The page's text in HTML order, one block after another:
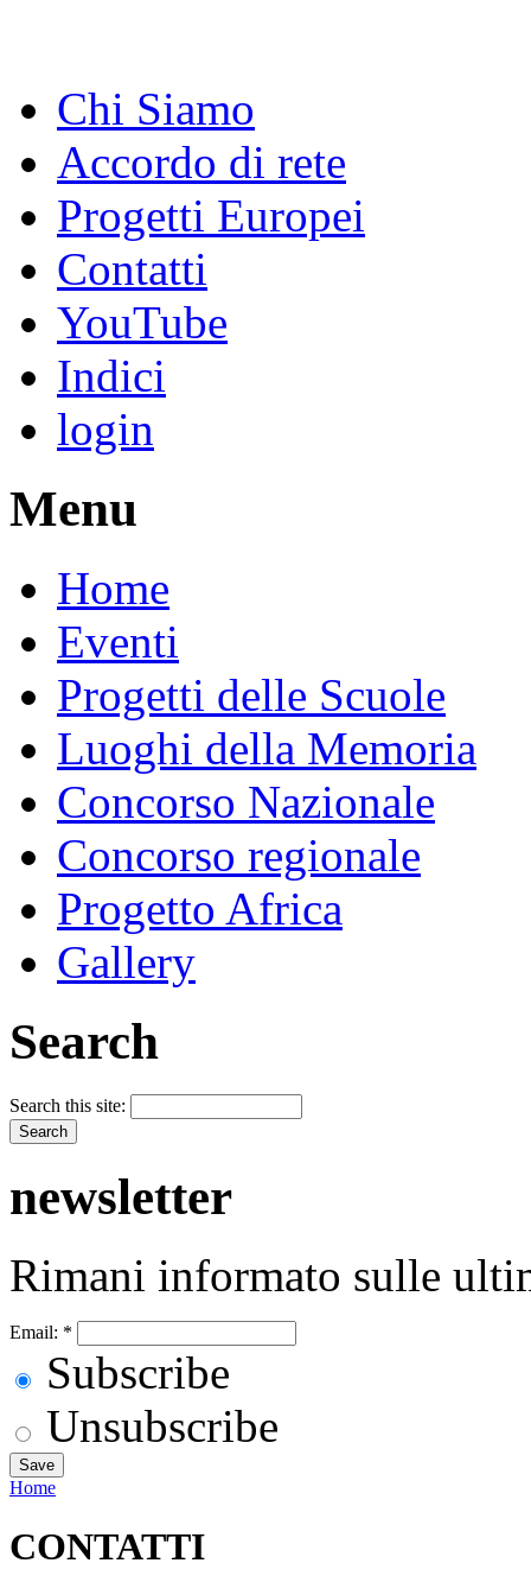
Chi Siamo
Accordo di rete
Progetti Europei
Contatti
YouTube
Indici
login
Menu
Home
Eventi
Progetti delle Scuole
Luoghi della Memoria
Concorso Nazionale
Concorso regionale
Progetto Africa
Gallery
Search
Search this site:
newsletter
Rimani informato sulle
Email: *
Subscribe
Unsubscribe
Home
CONTATTI